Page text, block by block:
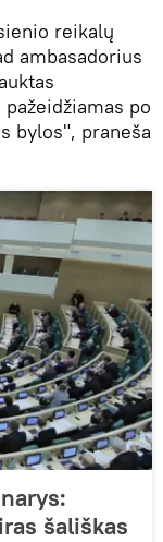
reikalų
ambasadorius
po
bylos", praneša
šališkas